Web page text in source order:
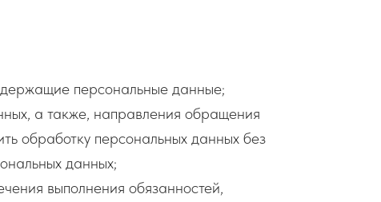
персональные данные;
а также, направления обращения
обработку персональных данных без
данных;
выполнения обязанностей,